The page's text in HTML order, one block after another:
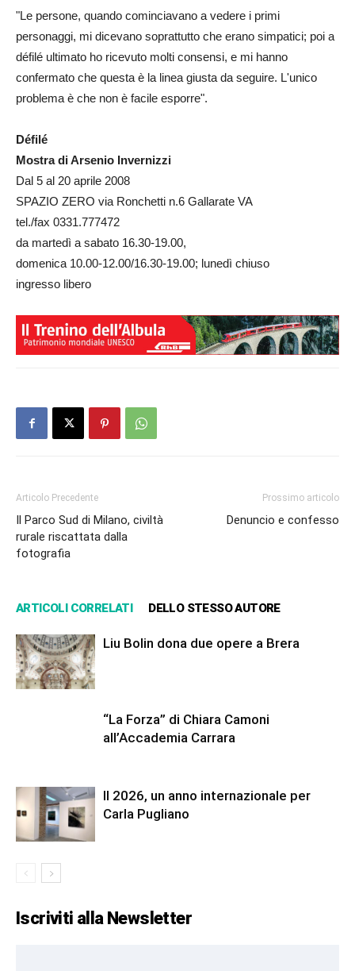
"Le persone, quando cominciavano a vedere i primi
personaggi, mi dicevano soprattutto che erano simpatici; poi a
défilé ultimato ho ricevuto molti consensi, e mi hanno
confermato che questa è la linea giusta da seguire. L'unico
problema è che non è facile esporre".
Défilé
Mostra di Arsenio Invernizzi
Dal 5 al 20 aprile 2008
SPAZIO ZERO via Ronchetti n.6 Gallarate VA
tel./fax 0331.777472
da martedì a sabato 16.30-19.00,
domenica 10.00-12.00/16.30-19.00; lunedì chiuso
ingresso libero
Articolo Precedente
Il Parco Sud di Milano, civiltà
rurale riscattata dalla
fotografia
Prossimo articolo
Denuncio e confesso
ARTICOLI CORRELATI DELLO STESSO AUTORE
Liu Bolin dona due opere a Brera
“La Forza” di Chiara Camoni
all’Accademia Carrara
Il 2026, un anno internazionale per
Carla Pugliano
Iscriviti alla Newsletter